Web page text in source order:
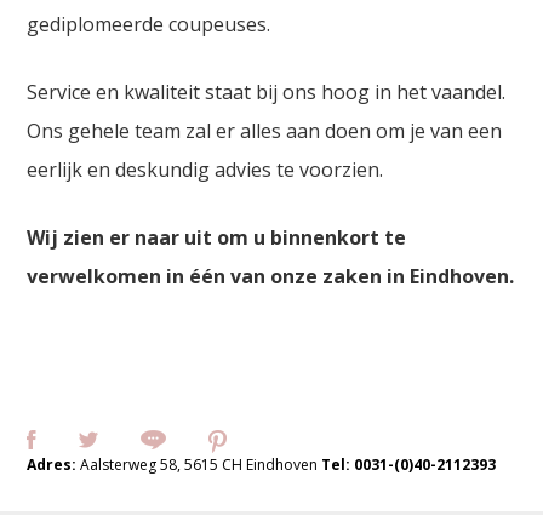
gediplomeerde coupeuses.
Service en kwaliteit staat bij ons hoog in het vaandel.
Ons gehele team zal er alles aan doen om je van een
eerlijk en deskundig advies te voorzien.
Wij zien er naar uit om u binnenkort te
verwelkomen in één van onze zaken in Eindhoven.
Adres:Aalsterweg 58, 5615 CH Eindhoven Tel: 0031-(0)40-2112393